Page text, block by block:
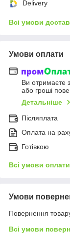
Delivery
Всі умови
Умови оплати
Ви отримаєте
або гроші
Детальніше
Післяплата
Оплата на
Готівкою
Всі умови оплати
Умови
Повернення
Всі умови